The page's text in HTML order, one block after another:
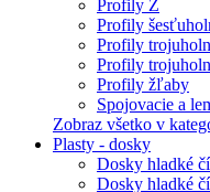
Profily Z
Profily
Profily
Profily
Profily žľaby
Spojovacie a
Zobraz všetko v
Plasty - dosky
Dosky hladké
Dosky hladké